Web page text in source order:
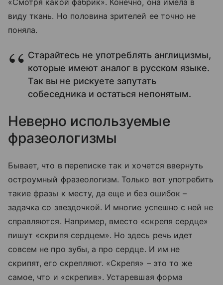
виду ткань. Но половина зрителей ее точно не
поняла.
Старайтесь не употреблять англицизмы,
которые имеют аналог в русском языке.
Так вы не рискуете запутать
собеседника и остаться непонятым.
Неверно используемые
фразеологизмы
Бывает, что в переписке так и хочется ввернуть
остроумный фразеологизм. Только вот употребить
такие фразы к месту, да еще и без ошибок –
задачка со звездочкой. И многие успешно с ней не
справляются. Например, вместо «скрепя сердце»
пишут «скрипя сердцем». Но здесь речь идет
совсем не про зубы, а про сердце. И им не
скрипят, его скрепляют. «Скрепя» – это то же
самое, что и «скрепив». Устаревшая форма